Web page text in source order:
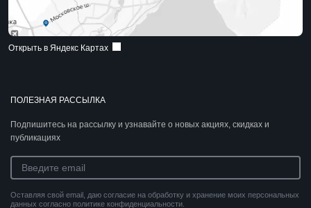
ПОЛЕЗНАЯ РАССЫЛКА
Подпишитесь на рассылку и узнавайте о новых акциях, скидках и
публикациях
Оставляя свой email, даю согласие на обработку и хранение моих персональных
данных согласно политике конфиденциальности.
Открыть в Яндекс Картах